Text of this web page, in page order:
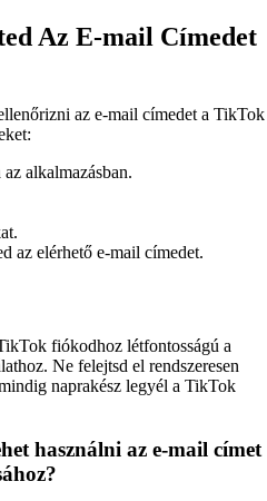
Az E-mail Címedet
az e-mail címedet a TikTok
alkalmazásban.
az elérhető e-mail címedet.
fiókodhoz létfontosságú a
Ne felejtsd el rendszeresen
naprakész legyél a TikTok
használni az e-mail címet